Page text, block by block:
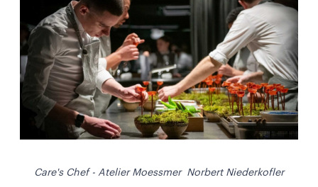
Care's Chef - Atelier Moessmer Norbert Niederkofler